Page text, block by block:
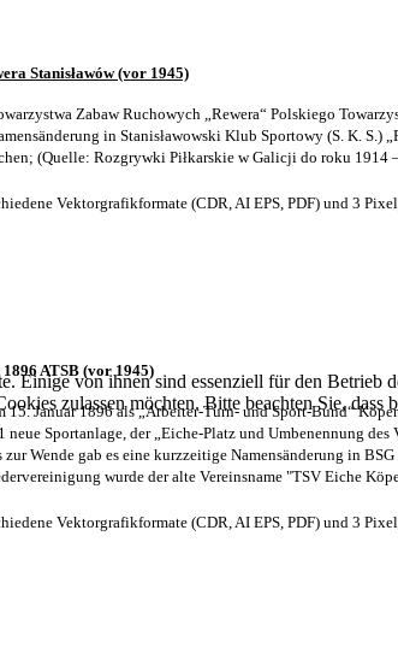
Einige von ihnen sind essenziell für den
zulassen möchten. Bitte beachten Sie,
Stanisławów (vor 1945)
Zabaw Ruchowych „Rewera“ Polskiego
in Stanisławowski Klub Sportowy (S. K. S.)
(Quelle: Rozgrywki Piłkarskie w Galicji do roku
Vektorgrafikformate (CDR, AI EPS, PDF) und 3
ATSB (vor 1945)
15. Januar 1896 als „Arbeiter-Turn- und Sport-Bund“
neue Sportanlage, der „Eiche-Platz und Umbenennung
Wende gab es eine kurzzeitige Namensänderung in
wurde der alte Vereinsname "TSV Eiche
Vektorgrafikformate (CDR, AI EPS, PDF) und 3